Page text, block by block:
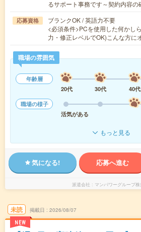
るサポート事務です～契約内容
応募資格
ブランクOK / 英語力不要
<必須条件>PCを使用した何かし
力・修正レベルでOK)こんな方に
職場の雰囲気
年齢層
20代
30代 40代
職場の様子
活気がある
もっと見る
気になる! 応募へ進む
派遣会社 マンパワーグループ株
未読
NEW
掲載日 2026/08/07